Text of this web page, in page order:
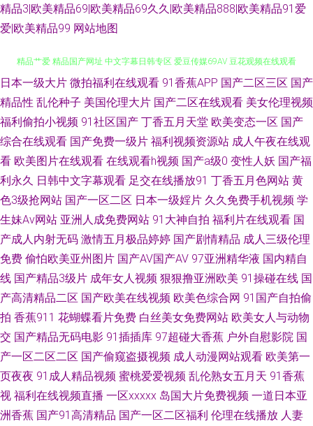
精品3|欧美精品69|欧美精品69久久|欧美精品888|欧美精品91爱
爱|欧美精品99 网站地图
51豆花每日更新 久久青草影院 a片资源首页 国产盗摄一区 狠狠干在线视频
精品艹爱 精品国产网址 中文字幕日韩专区 爱豆传媒69AV 豆花观频在线观看
精东传媒肏屄 日韩无码波多 亚洲性爱欧美色图 99碰碰逼 国语精品对白 欧美
午夜成人色片 91tv av在线新片 黄色网子 久草国产在线 欧美性爱日本 AV片
区 大香蕉就去干 黑人操小萝莉 日本叼嘿片 中文字幕狠狠干 av私人影院 肏屄
视频电影 国产青草网 精品人妻少妇 欧美性爱第五页 色色欧美人妖 97超碰人
人草 韩国av在线网址 美女自慰喷水网站 91爱爱视频 操碰资源97 国产91在
www久热 超碰免费人妻 国产夫妻3P视频 黑料自慰学生 日本情色2区3区 五
月花成人视频 亚洲黄色成人 中文AV三级 91福利在线导航 www五月激情 人
日本一级大片 微拍福利在线观看 91香蕉APP 国产二区三区 国产
精品性 乱伦种子 美国伦理大片 国产二区在线观看 美女伦理视频
福利偷拍小视频 91社区国产 丁香五月天堂 欧美变态一区 国产
综合在线观看 国产免费一级片 福利视频资源站 成人午夜在线观
看 欧美图片在线观看 在线观看h视频 国产a级0 变性人妖 国产福
利永久 日韩中文字幕观看 足交在线播放91 丁香五月色网站 黄
色3级抢网站 国产一区二区 日本一级婬片 久久免费手机视频 学
生妹Av网站 亚洲人成免费网站 91大神自拍 福利片在线观看 国
产成人内射无码 激情五月极品婷婷 国产剧情精品 成人三级伦理
免费 偷怕欧美亚州图片 国产AV国产AV 97亚洲精华液 国内精自
线 国产精品3级片 成年女人视频 狠狠撸亚洲欧美 91操碰在线 国
产高清精品二区 国产欧美在线视频 欧美色综合网 91国产自拍偷
拍 香蕉911 花蝴蝶看片免费 白丝美女免费网站 欧美女人与动物
交 国产精品无码电影 91插插库 97超碰大香蕉 户外自慰影院 国
产一区二区二区 国产偷窥盗摄视频 成人动漫网站观看 欧美第一
页夜夜 91成人精品视频 蜜桃爱爱视频 乱伦熟女五月天 91香蕉
视 福利在线视频直播 一区xxxxx 岛国大片免费视频 一道日本亚
洲香蕉 国产91高清精品 国产一区二区福利 伦理在线播放 人妻